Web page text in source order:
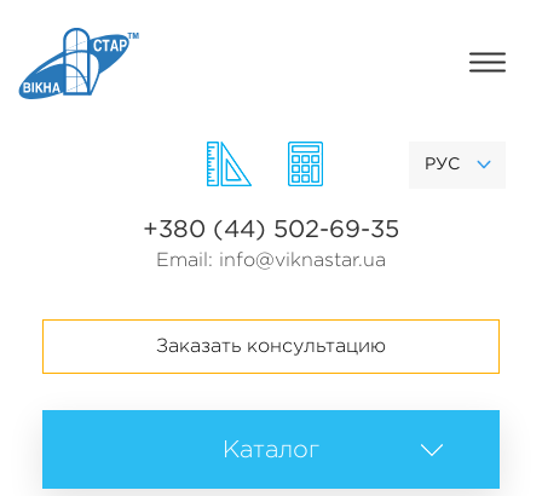
РУС
+380 (44) 502-69-35
Email: info@viknastar.ua
Заказать консультацию
Каталог